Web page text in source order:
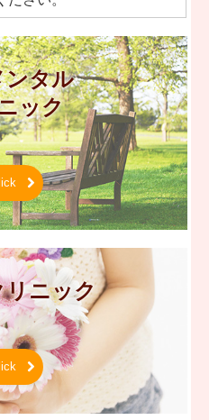
ンタル
ック
リニック